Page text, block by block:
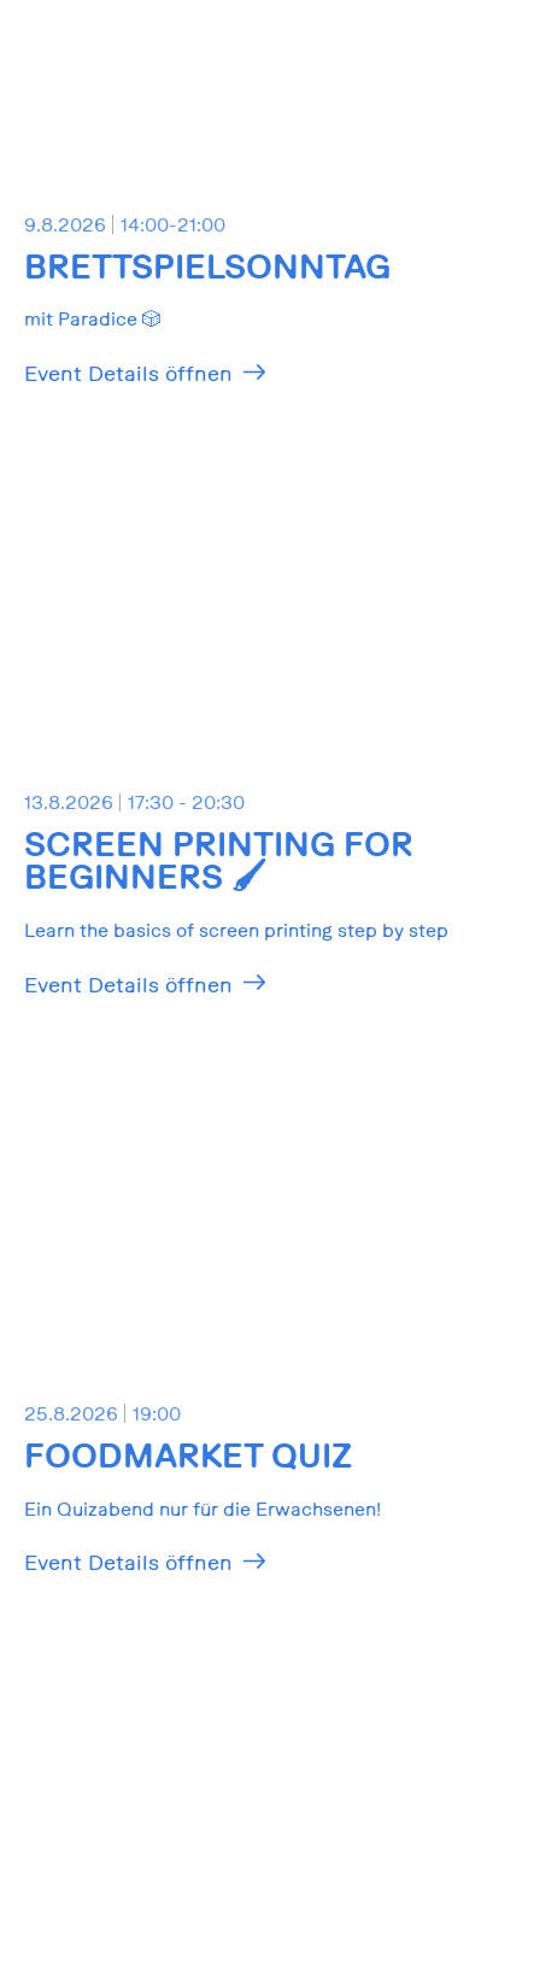
9.8.2026 14:00-21:00
BRETTSPIELSONNTAG
mit Paradice 🎲
Event Details öffnen
13.8.2026 17:30 - 20:30
SCREEN PRINTING FOR
BEGINNERS 🖌️
Learn the basics of screen printing step by step
Event Details öffnen
25.8.2026 19:00
FOODMARKET QUIZ
Ein Quizabend nur für die Erwachsenen!
Event Details öffnen